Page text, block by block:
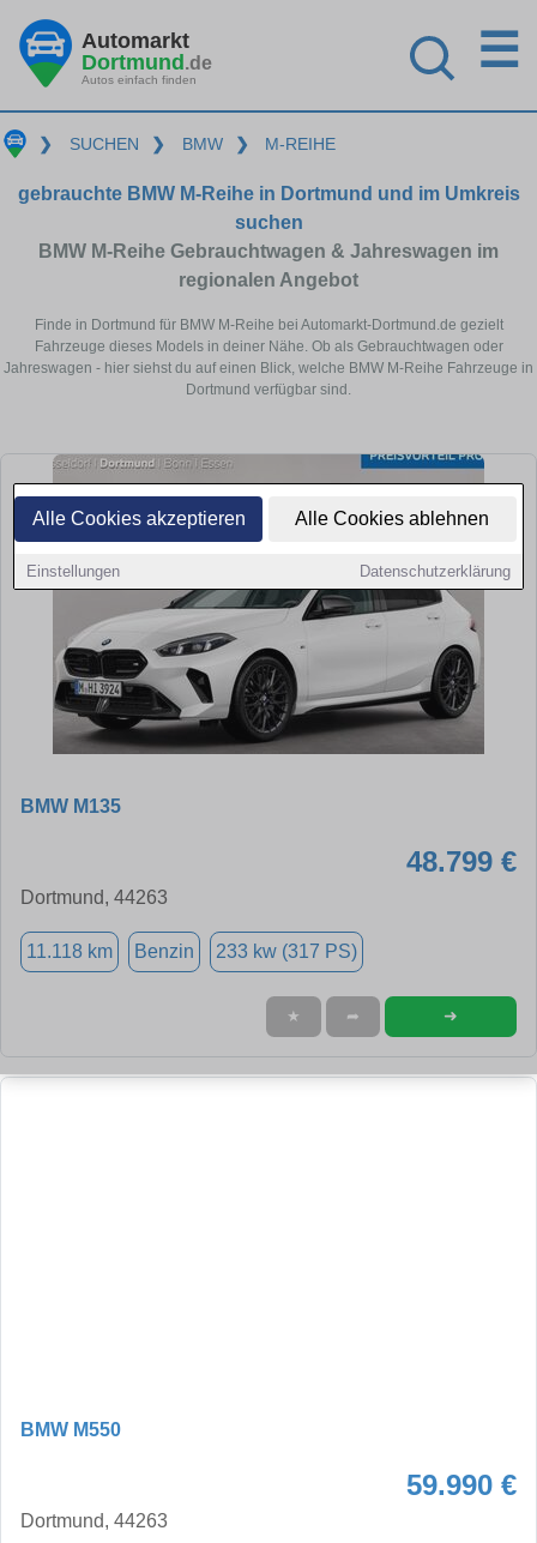
Alle Cookies akzeptieren Alle Cookies ablehnen
Einstellungen Datenschutzerklärung
Automarkt
Dortmund.de
Autos einfach finden
☰
❯ SUCHEN ❯ BMW ❯ M-REIHE
gebrauchte BMW M-Reihe in Dortmund und im Umkreis
suchen
BMW M-Reihe Gebrauchtwagen & Jahreswagen im
regionalen Angebot
Finde in Dortmund für BMW M-Reihe bei Automarkt-Dortmund.de gezielt
Fahrzeuge dieses Models in deiner Nähe. Ob als Gebrauchtwagen oder
Jahreswagen - hier siehst du auf einen Blick, welche BMW M-Reihe Fahrzeuge in
Dortmund verfügbar sind.
BMW M135
48.799 €
Dortmund, 44263
11.118 km Benzin 233 kw (317 PS)
★ ➦ ➜
BMW M550
59.990 €
Dortmund, 44263